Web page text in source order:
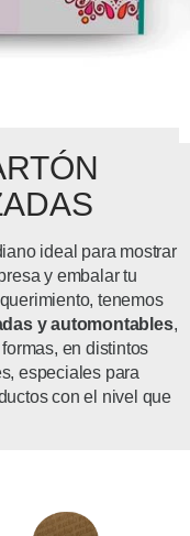
ideal para mostrar
y embalar tu
tenemos
y automontables,
en distintos
especiales para
con el nivel que